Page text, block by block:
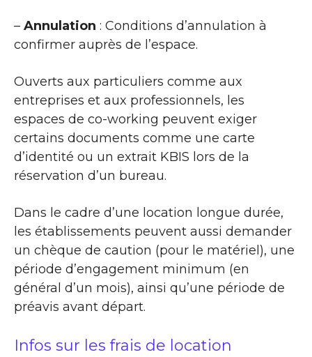
– Annulation : Conditions d’annulation à
confirmer auprès de l’espace.
Ouverts aux particuliers comme aux
entreprises et aux professionnels, les
espaces de co-working peuvent exiger
certains documents comme une carte
d’identité ou un extrait KBIS lors de la
réservation d’un bureau.
Dans le cadre d’une location longue durée,
les établissements peuvent aussi demander
un chèque de caution (pour le matériel), une
période d’engagement minimum (en
général d’un mois), ainsi qu’une période de
préavis avant départ.
Infos sur les frais de location